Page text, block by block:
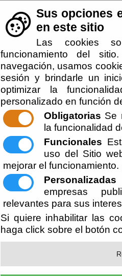
Sus opciones
en este sitio
Las cookies
funcionamiento del
navegación, usamos
sesión y brindarle un
optimizar la
personalizado en función
Obligatorias Se
la funcionalidad
Funcionales
uso del Sitio
mejorar el funcionamiento.
Personalizadas
empresas
relevantes para sus
Si quiere inhabilitar las
haga click sobre el botón
Usted se encuentra aquí:Inicio //